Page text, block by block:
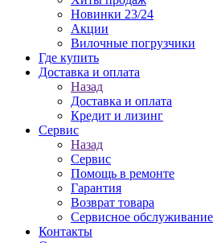
Новинки 23/24
Акции
Вилочные погрузчики
Где купить
Доставка и оплата
Назад
Доставка и оплата
Кредит и лизинг
Сервис
Назад
Сервис
Помощь в ремонте
Гарантия
Возврат товара
Сервисное обслуживание
Контакты